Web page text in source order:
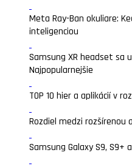
Meta Ray-Ban okuliare:
inteligenciou
Samsung XR headset sa
Najpopularnejšie
TOP 10 hier a aplikácií v
Rozdiel medzi
Samsung Galaxy S9,